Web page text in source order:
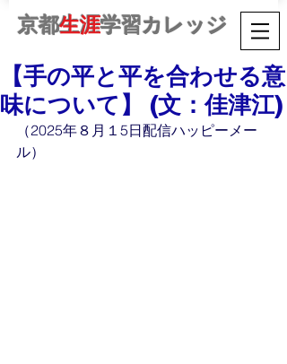
京都生涯学習カレッジ
【手の平と平を合わせる意
味について】 (文：佳津江)
（2025年８月１5日配信ハッピーメー
ル）